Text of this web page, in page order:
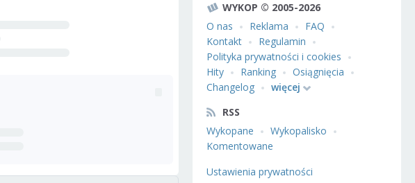
WYKOP © 2005-2026
O nas
Reklama
FAQ
Kontakt
Regulamin
Polityka prywatności i cookies
Hity
Ranking
Osiągnięcia
Changelog
więcej
RSS
Wykopane
Wykopalisko
Komentowane
Ustawienia prywatności